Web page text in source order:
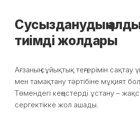
Сусызданудың
тиімді жолдары
Ағзаның сұйықтық теңгерімін сақтау
мен тамақтану тәртібіне мұқият
Төмендегі кеңестерді ұстану –
сергектікке жол ашады.